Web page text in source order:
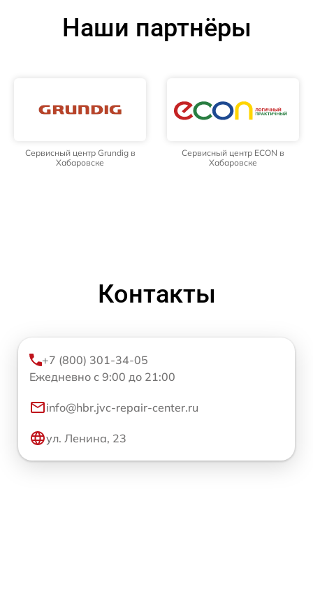
Наши партнёры
Сервисный центр Grundig в
Хабаровске
Сервисный центр ECON в
Хабаровске
Контакты
+7 (800) 301-34-05
Ежедневно с 9:00 до 21:00
info@hbr.jvc-repair-center.ru
ул. Ленина, 23